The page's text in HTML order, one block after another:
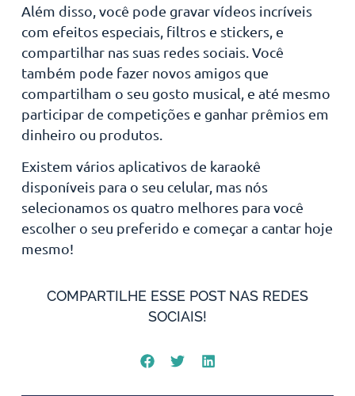
Além disso, você pode gravar vídeos incríveis
com efeitos especiais, filtros e stickers, e
compartilhar nas suas redes sociais. Você
também pode fazer novos amigos que
compartilham o seu gosto musical, e até mesmo
participar de competições e ganhar prêmios em
dinheiro ou produtos.
Existem vários aplicativos de karaokê
disponíveis para o seu celular, mas nós
selecionamos os quatro melhores para você
escolher o seu preferido e começar a cantar hoje
mesmo!
COMPARTILHE ESSE POST NAS REDES
SOCIAIS!